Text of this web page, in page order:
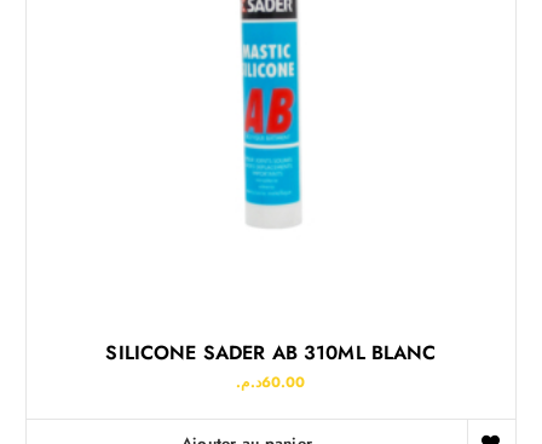
SILICONE SADER AB 310ML BLANC
60.00د.م.